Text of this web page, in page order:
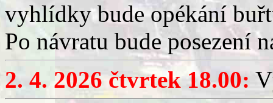
vyhlídky bude opékání
Po návratu bude posezení
2. 4. 2026 čtvrtek 18.00: